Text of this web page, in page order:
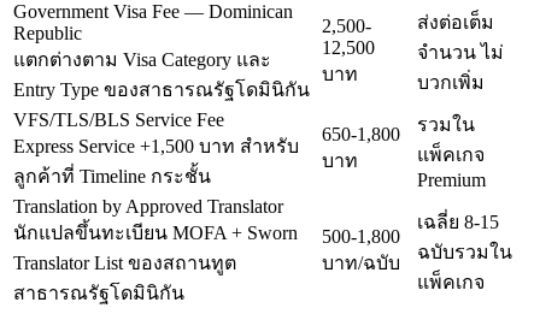
Government Visa Fee — Dominican
Republic
แตกต่างตาม Visa Category และ
Entry Type ของสาธารณรัฐโดมินิกัน
2,500-
12,500
บาท
ส่งต่อเต็ม
จำนวน ไม่
บวกเพิ่ม
VFS/TLS/BLS Service Fee
Express Service +1,500 บาท สำหรับ
ลูกค้าที่ Timeline กระชั้น
650-1,800
บาท
รวมใน
แพ็คเกจ
Premium
Translation by Approved Translator
นักแปลขึ้นทะเบียน MOFA + Sworn
Translator List ของสถานทูต
สาธารณรัฐโดมินิกัน
500-1,800
บาท/ฉบับ
เฉลี่ย 8-15
ฉบับรวมใน
แพ็คเกจ